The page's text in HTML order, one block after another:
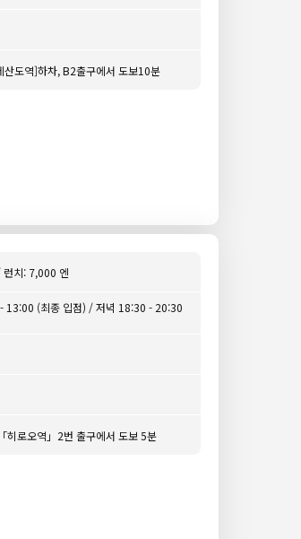
산도역]하차, B2출구에서 도보10분
치: 7,000 엔
13:00 (최종 입점) / 저녁 18:30 - 20:30
히로오역」2번 출구에서 도보 5분